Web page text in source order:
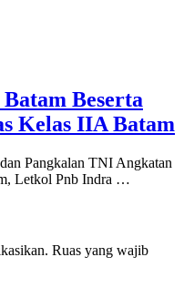
Beserta
Kelas IIA Batam
Pangkalan TNI Angkatan
Letkol Pnb Indra …
Ruas yang wajib